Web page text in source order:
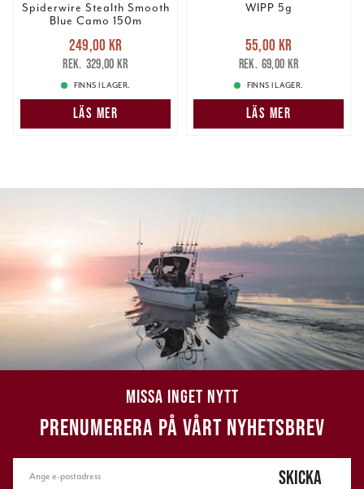
Spiderwire Stealth Smooth
Blue Camo 150m
Nuvarande pris
249,00 krTidigare pris
329,00 kr
249,00 kr
329,00 kr
FINNS I LAGER.
LÄS MER
WIPP 5g
Nuvarande pris
55,00 krTidigare pris
69,00 kr
55,00 kr
69,00 kr
FINNS I LAGER.
LÄS MER
MISSA INGET NYTT
PRENUMERERA PÅ VÅRT NYHETSBREV
SKICKA